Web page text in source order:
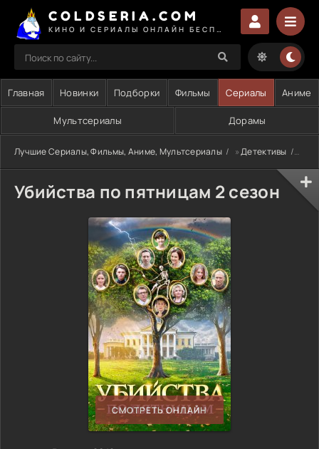
COLDSERIA.COM
Главная Новинки Подборки Фильмы Сериалы Аниме
Мультсериалы Дорамы
Лучшие Сериалы, Фильмы, Аниме, Мультсериалы »Детективы »
Убийства по пятницам 2 сезон
СМОТРЕТЬ ОНЛАЙН